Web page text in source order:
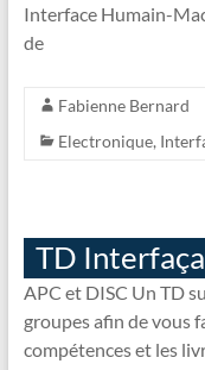
Interface Humain-
de
Fabienne Bernard
Electronique,
TD
APC et DISC Un TD
groupes afin de vous
compétences et les